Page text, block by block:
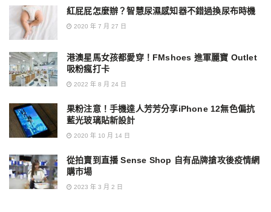
紅屁屁怎麼辦？智慧尿濕感知器不錯過換尿布時機
2020 年 7 月 27 日
港澳星馬女孩都愛穿！FMshoes 進軍麗寶 Outlet
吸粉瘋打卡
2022 年 8 月 24 日
果粉注意！手機達人芳芳分享iPhone 12無色偏抗
藍光玻璃貼新設計
2020 年 10 月 14 日
從拍賣到直播 Sense Shop 自有品牌搶攻後疫情網
購市場
2023 年 3 月 2 日